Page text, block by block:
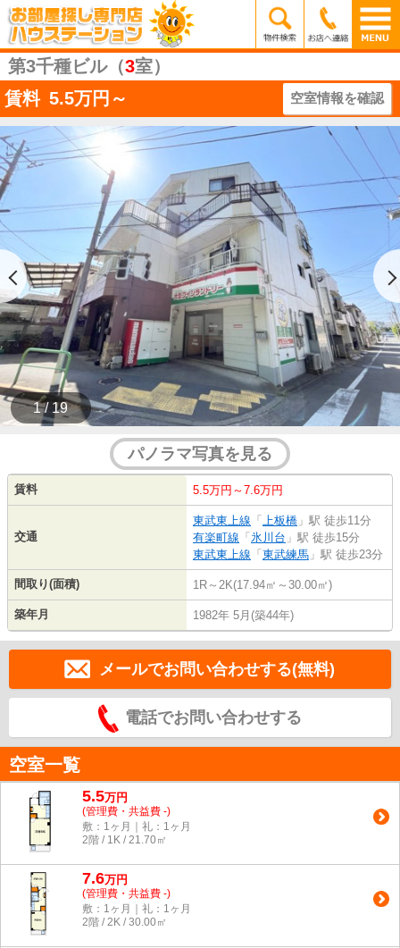
第3千種ビル（3室）
賃料 5.5万円～ 空室情報を確認
1 / 19
パノラマ写真を見る
賃料 5.5万円～7.6万円
交通
東武東上線 「 上板橋 」駅 徒歩11分
有楽町線 「 氷川台 」駅 徒歩15分
東武東上線 「 東武練馬 」駅 徒歩23分
間取り(面積) 1R～2K(17.94㎡～30.00㎡)
築年月 1982年 5月(築44年)
メールでお問い合わせする(無料)
電話でお問い合わせする
空室一覧
5.5万円
(管理費・共益費 -)
敷：1ヶ月｜礼：1ヶ月
2階 / 1K / 21.70㎡
7.6万円
(管理費・共益費 -)
敷：1ヶ月｜礼：1ヶ月
2階 / 2K / 30.00㎡